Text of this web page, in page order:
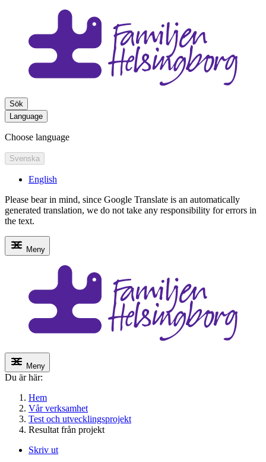
Sök
Language
Choose language
Svenska
English
Please bear in mind, since Google Translate is an automatically
generated translation, we do not take any responsibility for errors in
the text.
Meny
Meny
Du är här:
Hem
Vår verksamhet
Test och utvecklingsprojekt
Resultat från projekt
Skriv ut